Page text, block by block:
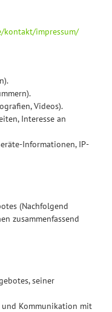
kontakt/impressum/
Videos).
Interesse an
Informationen, IP-
(Nachfolgend
zusammenfassend
seiner
Kommunikation mit